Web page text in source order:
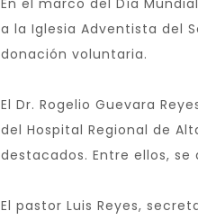
En el marco del Día
a la Iglesia Adventista del
donación voluntaria.
El Dr. Rogelio Guevara
del Hospital Regional de
destacados. Entre ellos,
El pastor Luis Reyes,